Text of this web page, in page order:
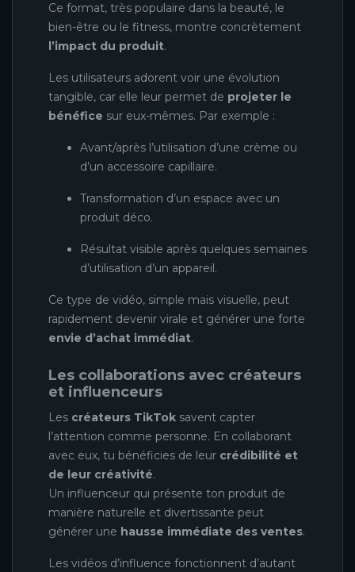
Ce format, très populaire dans la beauté, le
bien-être ou le fitness, montre concrètement
l’impact du produit.
Les utilisateurs adorent voir une évolution
tangible, car elle leur permet de projeter le
bénéfice sur eux-mêmes. Par exemple :
Avant/après l’utilisation d’une crème ou
d’un accessoire capillaire.
Transformation d’un espace avec un
produit déco.
Résultat visible après quelques semaines
d’utilisation d’un appareil.
Ce type de vidéo, simple mais visuelle, peut
rapidement devenir virale et générer une forte
envie d’achat immédiat.
Les collaborations avec créateurs
et influenceurs
Les créateurs TikTok savent capter
l’attention comme personne. En collaborant
avec eux, tu bénéficies de leur crédibilité et
de leur créativité.
Un influenceur qui présente ton produit de
manière naturelle et divertissante peut
générer une hausse immédiate des ventes.
Les vidéos d’influence fonctionnent d’autant